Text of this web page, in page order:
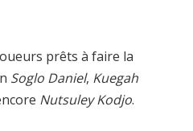
prêts à faire la
Soglo Daniel, Kuegah
Nutsuley Kodjo.